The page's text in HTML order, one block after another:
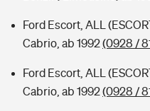
Ford Escort, ALL
Cabrio, ab 1992(0928 /
Ford Escort, ALL
Cabrio, ab 1992(0928 /